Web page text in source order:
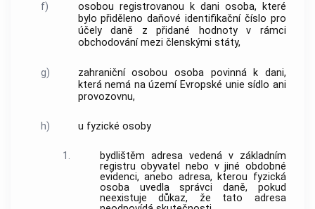
f) osobou registrovanou k dani osoba, které
bylo přiděleno daňové identifikační číslo pro
účely daně z přidané hodnoty v rámci
obchodování mezi členskými státy,
g) zahraniční osobou osoba povinná k dani,
která nemá naúzemí Evropské unie sídlo ani
provozovnu,
h) u fyzické osoby
1. bydlištěm adresa vedená v základním
registru obyvatel nebo v jiné obdobné
evidenci, anebo adresa, kterou fyzická
osoba uvedlasprávci daně, pokud
neexistuje důkaz, že tato adresa